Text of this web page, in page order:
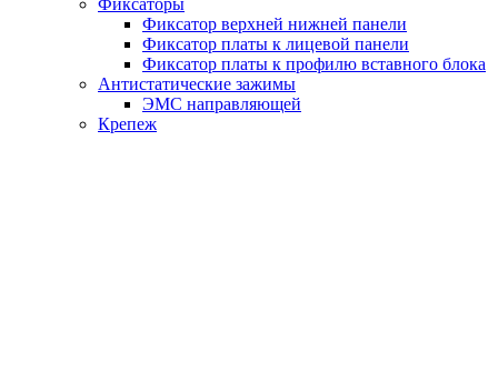
Фиксатор верхней нижней панели
Фиксатор платы к лицевой панели
Фиксатор платы к профилю вставного блока
Антистатические зажимы
ЭМС направляющей
Крепеж